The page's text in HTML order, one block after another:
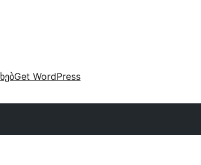
Get WordPress